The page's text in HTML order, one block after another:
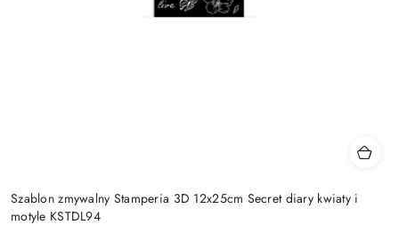
Szablon zmywalny Stamperia 3D 12x25cm Secret diary kwiaty i
motyle KSTDL94